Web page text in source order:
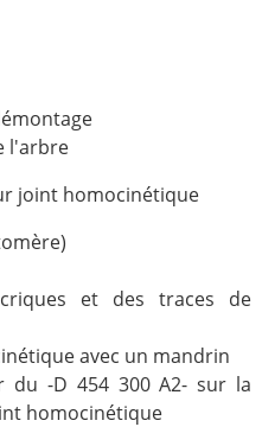
l'arbre
joint homocinétique
et des traces de
avec un mandrin
du -D 454 300 A2- sur la
homocinétique